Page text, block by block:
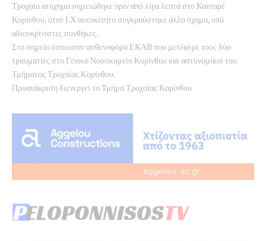
Τροχαίο ατύχημα σημειώθηκε πριν από λίγα λεπτά στο Κανταρέ
Κορίνθου, όταν Ι.Χ αυτοκίνητο συγκρούστηκε άλλο όχημα, υπό
αδιευκρίνιστες συνθήκες.
Στο σημείο έσπευσαν ασθενοφόρο ΕΚΑΒ που μετέφερε τους δύο
τραυματίες στο Γενικό Νοσοκομείο Κορίνθου και αστυνομικοί του
Τμήματος Τροχαίας Κορίνθου.
Προανάκριση διενεργεί το Τμήμα Τροχαίας Κορίνθου